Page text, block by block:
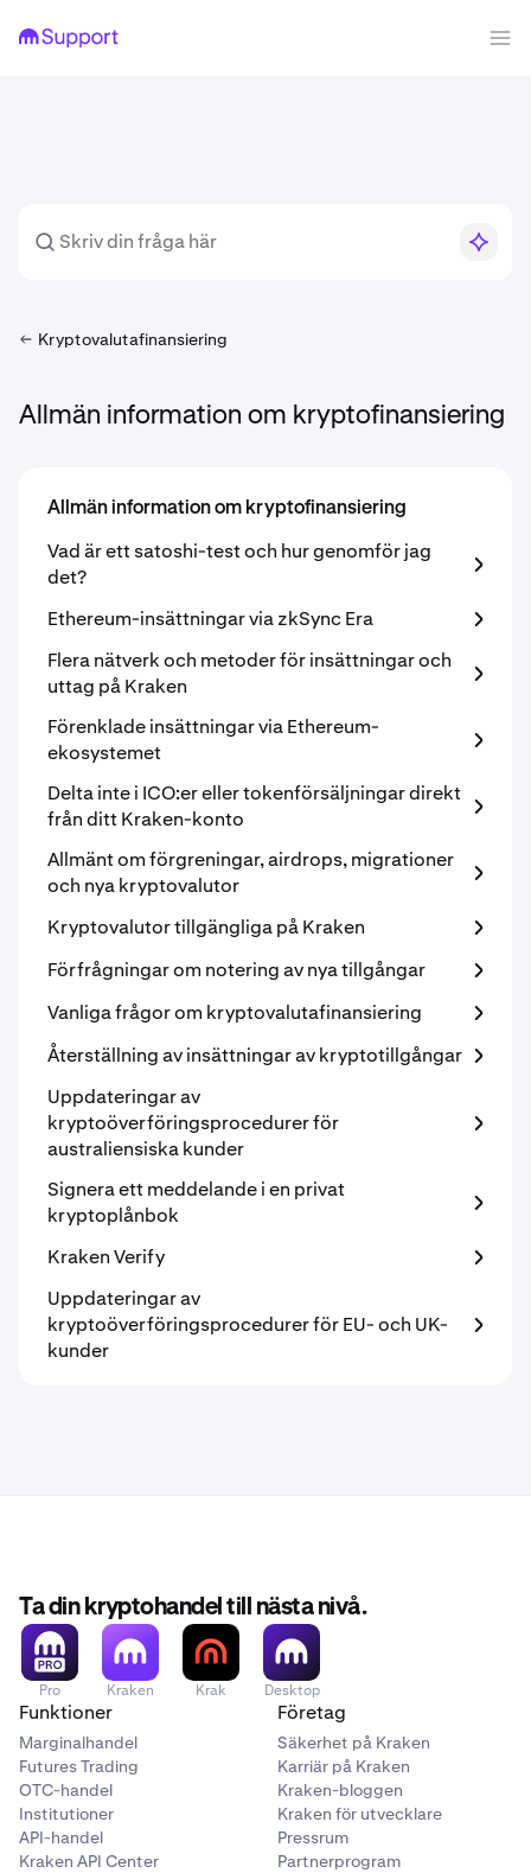
Kryptovalutafinansiering
Allmän information om kryptofinansiering
Allmän information om kryptofinansiering
Vad är ett satoshi-test och hur genomför jag
det?
Ethereum-insättningar via zkSync Era
Flera nätverk och metoder för insättningar och
uttag på Kraken
Förenklade insättningar via Ethereum-
ekosystemet
Delta inte i ICO:er eller tokenförsäljningar direkt
från ditt Kraken-konto
Allmänt om förgreningar, airdrops, migrationer
och nya kryptovalutor
Kryptovalutor tillgängliga på Kraken
Förfrågningar om notering av nya tillgångar
Vanliga frågor om kryptovalutafinansiering
Återställning av insättningar av kryptotillgångar
Uppdateringar av
kryptoöverföringsprocedurer för
australiensiska kunder
Signera ett meddelande i en privat
kryptoplånbok
Kraken Verify
Uppdateringar av
kryptoöverföringsprocedurer för EU- och UK-
kunder
Ta din kryptohandel till nästa nivå.
Pro Kraken Krak Desktop
Funktioner
Marginalhandel
Futures Trading
OTC-handel
Institutioner
API-handel
Kraken API Center
Företag
Säkerhet på Kraken
Karriär på Kraken
Kraken-bloggen
Kraken för utvecklare
Pressrum
Partnerprogram